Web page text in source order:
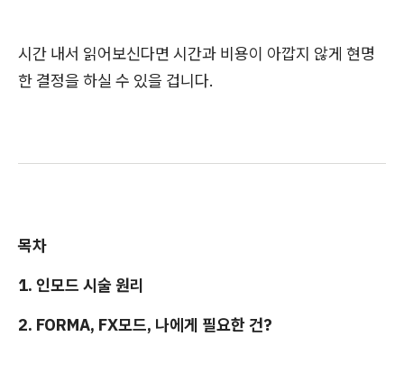
시간 내서 읽어보신다면 시간과 비용이 아깝지 않게 현명
한 결정을 하실 수 있을 겁니다.
목차
1. 인모드 시술 원리
2. FORMA, FX모드, 나에게 필요한 건?